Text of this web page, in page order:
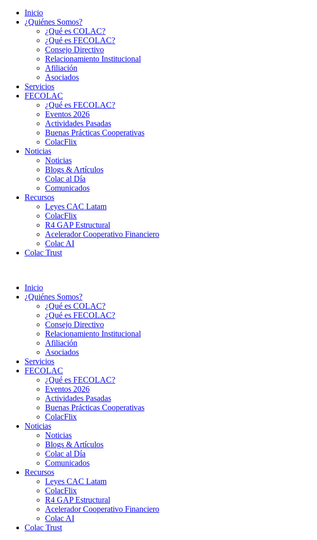
Inicio
¿Quiénes Somos?
¿Qué es COLAC?
¿Qué es FECOLAC?
Consejo Directivo
Relacionamiento Institucional
Afiliación
Asociados
Servicios
FECOLAC
¿Qué es FECOLAC?
Eventos 2026
Actividades Pasadas
Buenas Prácticas Cooperativas
ColacFlix
Noticias
Noticias
Blogs & Artículos
Colac al Día
Comunicados
Recursos
Leyes CAC Latam
ColacFlix
R4 GAP Estructural
Acelerador Cooperativo Financiero
Colac AI
Colac Trust
Inicio
¿Quiénes Somos?
¿Qué es COLAC?
¿Qué es FECOLAC?
Consejo Directivo
Relacionamiento Institucional
Afiliación
Asociados
Servicios
FECOLAC
¿Qué es FECOLAC?
Eventos 2026
Actividades Pasadas
Buenas Prácticas Cooperativas
ColacFlix
Noticias
Noticias
Blogs & Artículos
Colac al Día
Comunicados
Recursos
Leyes CAC Latam
ColacFlix
R4 GAP Estructural
Acelerador Cooperativo Financiero
Colac AI
Colac Trust